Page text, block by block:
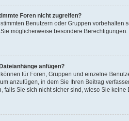
Foren nicht zugreifen?
Benutzern oder Gruppen
möglicherweise besondere
anfügen?
für Foren, Gruppen und einzelne
anzufügen, in dem Sie Ihren Beitrag
falls Sie sich nicht sicher sind, wieso Sie